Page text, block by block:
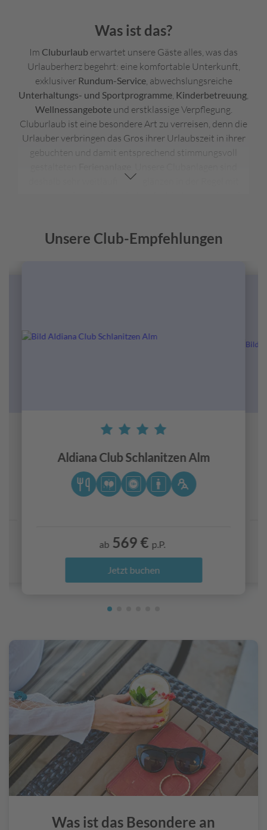
Was ist das?
Im Cluburlaub erwartet unsere Gäste alles, was das
Urlauberherz begehrt: eine komfortable Unterkunft,
exklusiverRundum-Service, abwechslungsreiche
Unterhaltungs- und Sportprogramme, Kinderbetreuung,
Wellnessangebote und erstklassige Verpflegung.
Cluburlaub ist eine besondere Art zu verreisen, denn die
Urlauber verbringen das Gros ihrer Urlaubszeit in ihrer
gebuchten und damit entsprechend stimmungsvoll
deshalb sehr weitläufig und glänzen in der Regel mit
unserer Club-Marken, was mit einem jeweils
Unsere Club-Empfehlungen
Aldiana Club Schlanitzen Alm
ab 569 € p.P.
Jetzt buchen
Was ist das Besondere an